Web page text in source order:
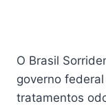
O Brasil
governo
tratamentos